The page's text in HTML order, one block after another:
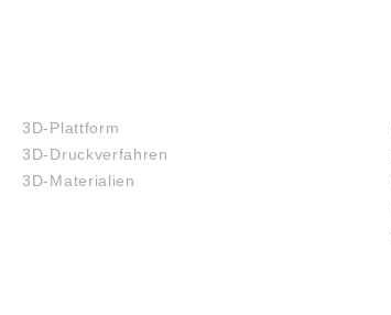
3D-Plattform
3D-Druckverfahren
3D-Materialien